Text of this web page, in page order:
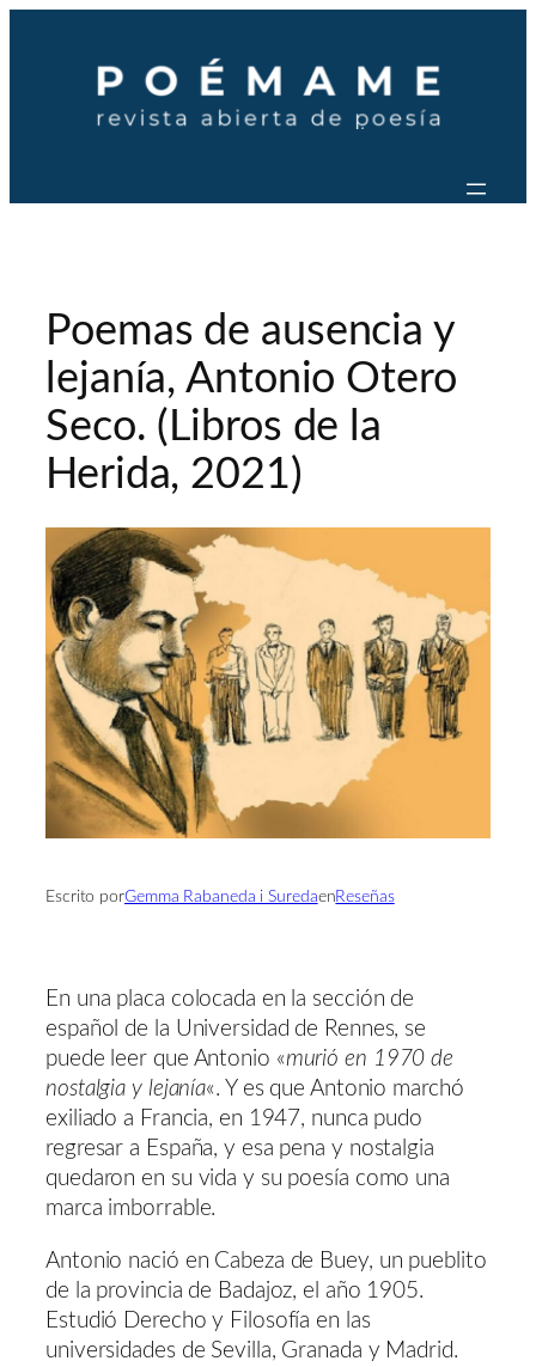
contenido
Poemas de ausencia y
lejanía, Antonio Otero
Seco. (Libros de la
Herida, 2021)
Escrito porGemma Rabaneda i SuredaenReseñas
En una placa colocada en la sección de
español de la Universidad de Rennes, se
puede leer que Antonio «murió en 1970 de
nostalgia y lejanía«. Y es que Antonio marchó
exiliado a Francia, en 1947, nunca pudo
regresar a España, y esa pena y nostalgia
quedaron en su vida y su poesía como una
marca imborrable.
Antonio nació en Cabeza de Buey, un pueblito
de la provincia de Badajoz, el año 1905.
Estudió Derecho y Filosofía en las
universidades de Sevilla, Granada y Madrid.